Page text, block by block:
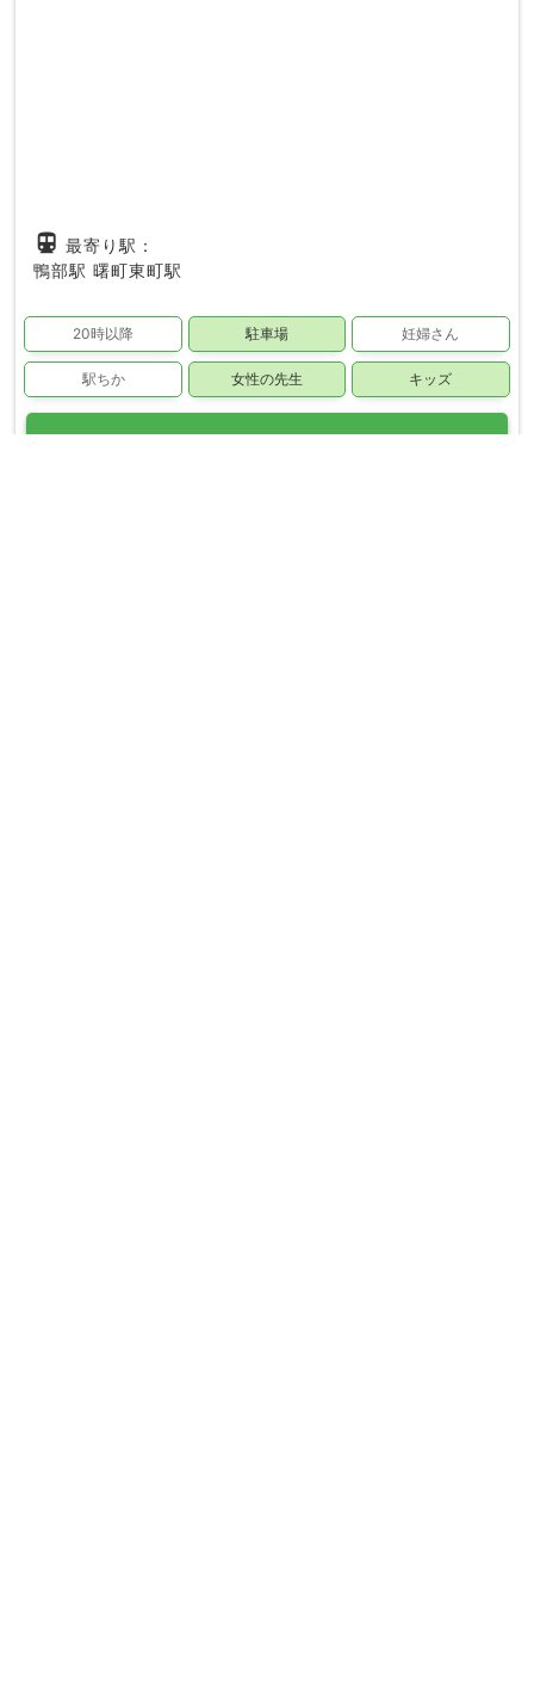
directions_subway 最寄り駅：
鴨部駅 曙町東町駅
20時以降 駐車場 妊婦さん
駅ちか 女性の先生 キッズ